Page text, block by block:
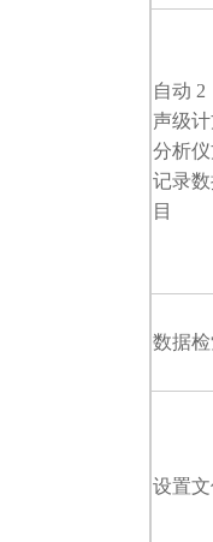
自动 2
声级
分析
记录
目
数据
设置